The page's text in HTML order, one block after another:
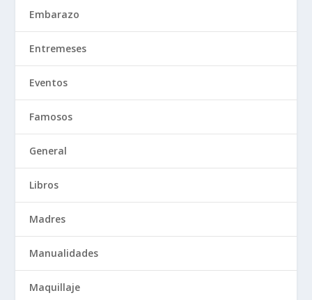
Embarazo
Entremeses
Eventos
Famosos
General
Libros
Madres
Manualidades
Maquillaje